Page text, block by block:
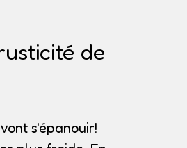
de
s'épanouir!